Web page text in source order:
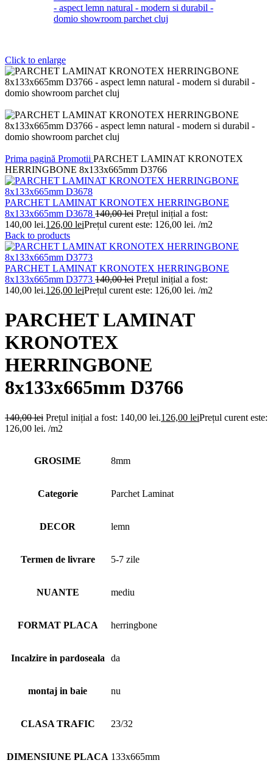
Click to enlarge
Prima pagină Promotii PARCHET LAMINAT KRONOTEX
HERRINGBONE 8x133x665mm D3766
PARCHET LAMINAT KRONOTEX HERRINGBONE
8x133x665mm D3678 140,00lei Prețul inițial a fost:
140,00 lei.126,00 leiPrețul curent este: 126,00 lei. /m2
Back to products
PARCHET LAMINAT KRONOTEX HERRINGBONE
8x133x665mm D3773 140,00lei Prețul inițial a fost:
140,00 lei.126,00 leiPrețul curent este: 126,00 lei. /m2
PARCHET LAMINAT
KRONOTEX
HERRINGBONE
8x133x665mm D3766
140,00lei Prețul inițial a fost: 140,00 lei.126,00 leiPrețul curent este:
126,00 lei. /m2
GROSIME 8mm
Categorie Parchet Laminat
DECOR lemn
Termen de livrare 5-7 zile
NUANTE mediu
FORMAT PLACA herringbone
Incalzire in pardoseala da
montaj in baie nu
CLASA TRAFIC 23/32
DIMENSIUNE PLACA 133x665mm